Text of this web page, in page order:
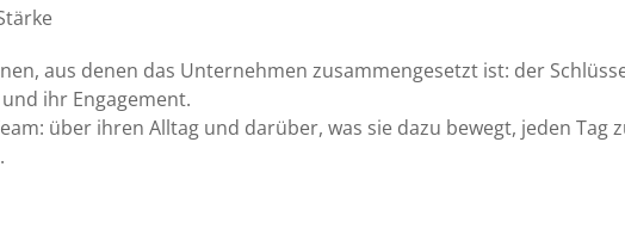
aus denen das Unternehmen zusammengesetzt ist: der
ihr Engagement.
über ihren Alltag und darüber, was sie dazu bewegt, jeden Tag